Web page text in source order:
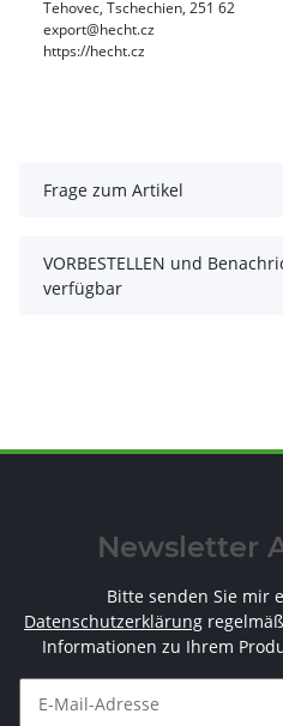
Tehovec, Tschechien, 251 62
export@hecht.cz
https://hecht.cz
Frage zum Artikel
VORBESTELLEN und
verfügbar
Newsletter
Bitte senden Sie mir
Datenschutzerklärung
Informationen zu Ihrem